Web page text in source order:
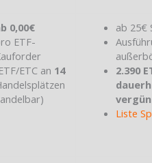
0,00€
ETF-
ETC an 14
ab 25€
2.390
Liste